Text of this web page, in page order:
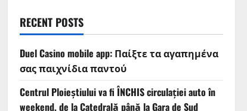
RECENT POSTS
Duel Casino mobile app: Παίξτε τα αγαπημένα
σας παιχνίδια παντού
Centrul Ploieștiului va fi ÎNCHIS circulației auto în
weekend, de la Catedrală până la Gara de Sud